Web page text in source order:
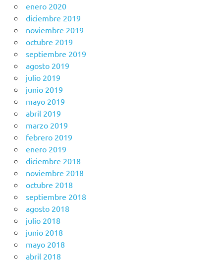
enero 2020
diciembre 2019
noviembre 2019
octubre 2019
septiembre 2019
agosto 2019
julio 2019
junio 2019
mayo 2019
abril 2019
marzo 2019
febrero 2019
enero 2019
diciembre 2018
noviembre 2018
octubre 2018
septiembre 2018
agosto 2018
julio 2018
junio 2018
mayo 2018
abril 2018